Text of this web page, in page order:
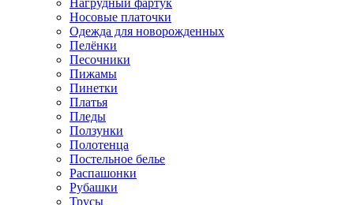
Носовые платочки
Одежда для новорожденных
Пелёнки
Песочники
Пижамы
Пинетки
Платья
Пледы
Ползунки
Полотенца
Постельное белье
Распашонки
Рубашки
Трусы